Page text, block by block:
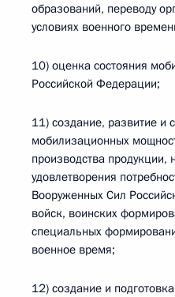
образований, переводу
условиях военного
10) оценка состояния
Российской Федерации;
11) создание, развитие и
мобилизационных
производства продукции,
удовлетворения
Вооруженных Сил
войск, воинских
специальных
военное время;
12) создание и